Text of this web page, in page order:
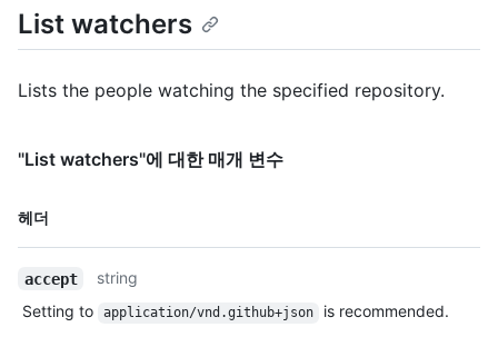
List watchers
Lists the people watching the specified repository.
"List watchers"에 대한 매개 변수
헤더
이름,
accept
string
Setting to
application/vnd.github+json is recommended.